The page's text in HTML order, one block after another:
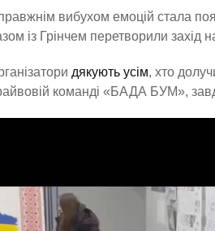
вибухом емоцій стала
із Грінчем перетворили захід
дякують усім, хто
команді «БАДА БУМ»,